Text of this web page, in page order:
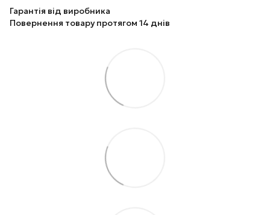
Гарантія від виробника
Повернення товару протягом 14 днів